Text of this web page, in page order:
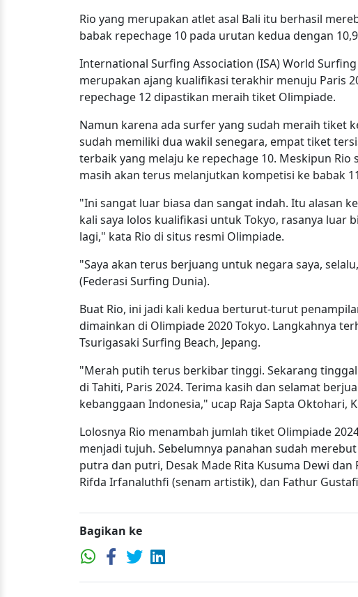
Rio yang merupakan atlet asal Bali itu berhasil
babak repechage 10 pada urutan kedua dengan
International Surfing Association (ISA) World
merupakan ajang kualifikasi terakhir menuju Paris
repechage 12 dipastikan meraih tiket Olimpiade.
Namun karena ada surfer yang sudah meraih tiket
sudah memiliki dua wakil senegara, empat tiket
terbaik yang melaju ke repechage 10. Meskipun
masih akan terus melanjutkan kompetisi ke babak
"Ini sangat luar biasa dan sangat indah. Itu alasan
kali saya lolos kualifikasi untuk Tokyo, rasanya luar
lagi," kata Rio di situs resmi Olimpiade.
"Saya akan terus berjuang untuk negara saya,
(Federasi Surfing Dunia).
Buat Rio, ini jadi kali kedua berturut-turut
dimainkan di Olimpiade 2020 Tokyo. Langkahnya
Tsurigasaki Surfing Beach, Jepang.
"Merah putih terus berkibar tinggi. Sekarang
di Tahiti, Paris 2024. Terima kasih dan selamat
kebanggaan Indonesia," ucap Raja Sapta Oktohari,
Lolosnya Rio menambah jumlah tiket Olimpiade
menjadi tujuh. Sebelumnya panahan sudah
putra dan putri, Desak Made Rita Kusuma Dewi
Rifda Irfanaluthfi (senam artistik), dan Fathur
Bagikan ke